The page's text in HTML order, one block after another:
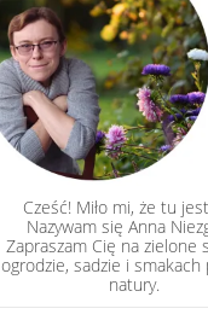
Cześć! Miło mi, że tu
Nazywam się Anna
Zapraszam Cię na zielone
ogrodzie, sadzie i
natury.